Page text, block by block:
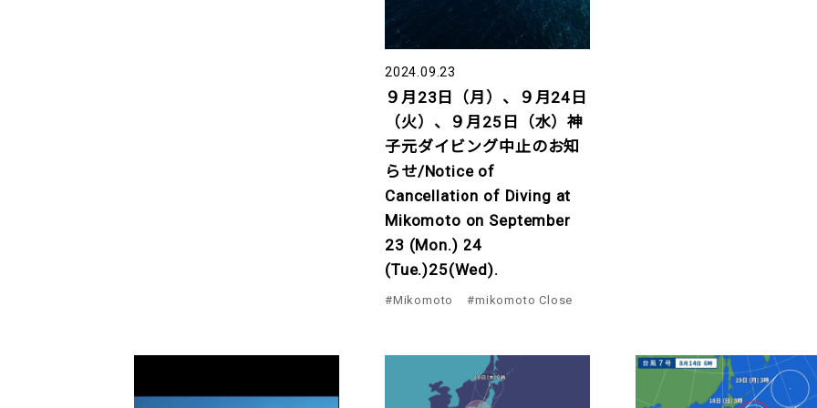
2024.09.23
９月23日（月）、９月24日
（火）、９月25日（水）神
子元ダイビング中止のお知
らせ/Notice of
Cancellation of Diving at
Mikomoto on September
23 (Mon.) 24
(Tue.)25(Wed).
#Mikomoto #mikomoto Close